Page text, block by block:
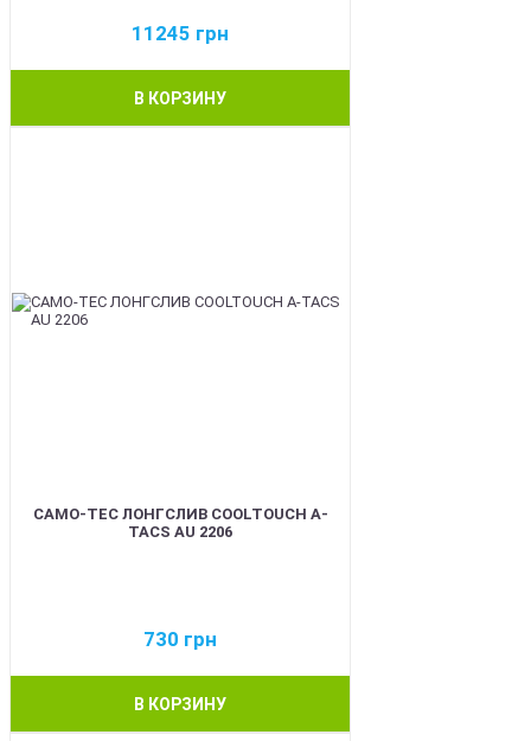
11245 грн
В КОРЗИНУ
CAMO-TEC ЛОНГСЛИВ COOLTOUCH A-
TACS AU 2206
730 грн
В КОРЗИНУ